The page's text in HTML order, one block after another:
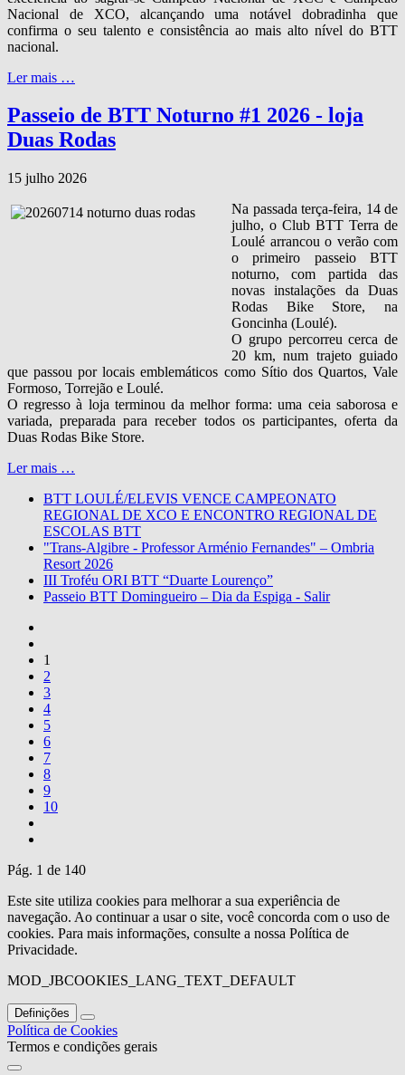
Nacional de XCO, alcançando uma notável dobradinha que
confirma o seu talento e consistência ao mais alto nível do BTT
nacional.
Ler mais …
Passeio de BTT Noturno #1 2026 - loja
Duas Rodas
15 julho 2026
Na passada terça‑feira, 14 de
julho, o Club BTT Terra de
Loulé arrancou o verão com
o primeiro passeio BTT
noturno, com partida das
novas instalações da Duas
Rodas Bike Store, na
Goncinha (Loulé).
O grupo percorreu cerca de
20 km, num trajeto guiado
que passou por locais emblemáticos como Sítio dos Quartos, Vale
Formoso, Torrejão e Loulé.
O regresso à loja terminou da melhor forma: uma ceia saborosa e
variada, preparada para receber todos os participantes, oferta da
Duas Rodas Bike Store.
Ler mais …
BTT LOULÉ/ELEVIS VENCE CAMPEONATO
REGIONAL DE XCO E ENCONTRO REGIONAL DE
ESCOLAS BTT
"Trans-Algibre - Professor Arménio Fernandes" – Ombria
Resort 2026
III Troféu ORI BTT “Duarte Lourenço”
Passeio BTT Domingueiro – Dia da Espiga - Salir
1
2
3
4
5
6
7
8
9
10
Pág. 1 de 140
Este site utiliza cookies para melhorar a sua experiência de
navegação. Ao continuar a usar o site, você concorda com o uso de
cookies. Para mais informações, consulte a nossa Política de
Privacidade.
MOD_JBCOOKIES_LANG_TEXT_DEFAULT
Definições
Política de Cookies
Termos e condições gerais